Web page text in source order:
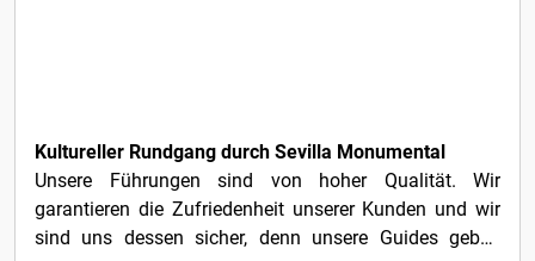
Kultureller Rundgang durch Sevilla Monumental
Unsere Führungen sind von hoher Qualität. Wir
garantieren die Zufriedenheit unserer Kunden und wir
sind uns dessen sicher, denn unsere Guides geben